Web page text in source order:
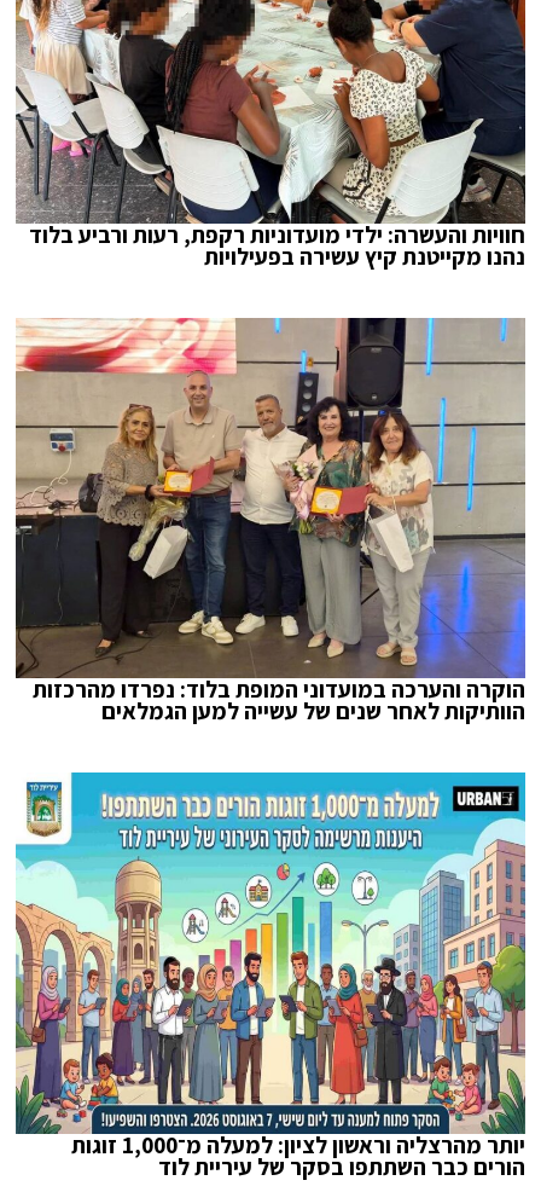
חוויות והעשרה: ילדי מועדוניות רקפת, רעות ורביע בלוד
נהנו מקייטנת קיץ עשירה בפעילויות
הוקרה והערכה במועדוני המופת בלוד: נפרדו מהרכזות
הוותיקות לאחר שנים של עשייה למען הגמלאים
יותר מהרצליה וראשון לציון: למעלה מ־1,000 זוגות
הורים כבר השתתפו בסקר של עיריית לוד